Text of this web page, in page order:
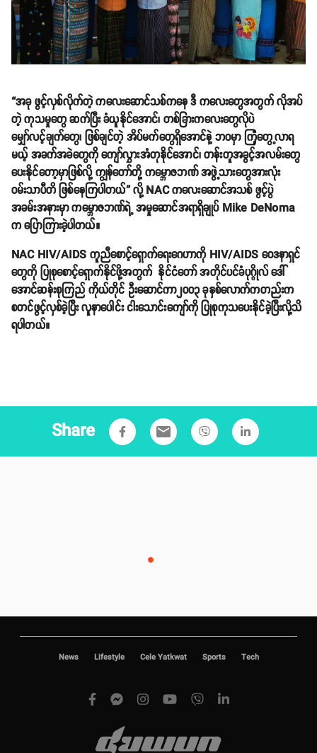
“အခု ဖွင့်လှစ်လိုက်တဲ့ ကလေးဆောင်သစ်ကနေ ဒီ ကလေးတွေအတွက် လိုအပ်
တဲ့ ကုသမှုတွေ ဆက်ပြီး ခံယူနိုင်အောင်၊ တစ်ခြားကလေးတွေလိုပဲ
မျှော်လင့်ချက်တွေ၊ ဖြစ်ချင်တဲ့ အိပ်မက်တွေရှိအောင်နဲ့ ဘဝမှာ ကြုံတွေ့လာရ
မယ့် အခက်အခဲတွေကို ကျော်လွှားအံတုနိုင်အောင်၊ တန်းတူအခွင့်အလမ်းတွေ
ပေးနိုင်တော့မှာဖြစ်လို့ ကျွန်တော်တို့ ကမ္ဘောဇဘဏ် အဖွဲ့သားတွေအားလုံး
ဝမ်းသာပီတိ ဖြစ်နေကြပါတယ်” လို့ NAC ကလေးဆောင်အသစ် ဖွင့်ပွဲ
အခမ်းအနားမှာ ကမ္ဘောဇဘဏ်ရဲ့ အမှုဆောင်အရာရှိချုပ် Mike DeNoma
က ပြောကြားခဲ့ပါတယ်။
NAC HIV/AIDS ကူညီစောင့်ရှောက်ရေးဂေဟာကို HIV/AIDS ဝေဒနာရှင်
တွေကို ပြုစုစောင့်ရှောက်နိုင်ဖို့အတွက် နိုင်ငံတော် အတိုင်ပင်ခံပုဂ္ဂိုလ် ဒေါ်
အောင်ဆန်းစုကြည် ကိုယ်တိုင် ဦးဆောင်ကာ၂၀၀၃ ခုနှစ်လောက်ကတည်းက
စတင်ဖွင့်လှစ်ခဲ့ပြီး လူနာပေါင်း ငါးသောင်းကျော်ကို ပြုစုကုသပေးနိုင်ခဲ့ပြီးလို့သိ
ရပါတယ်။
Share email
News Lifestyle Cele Yatkwat Sports Tech